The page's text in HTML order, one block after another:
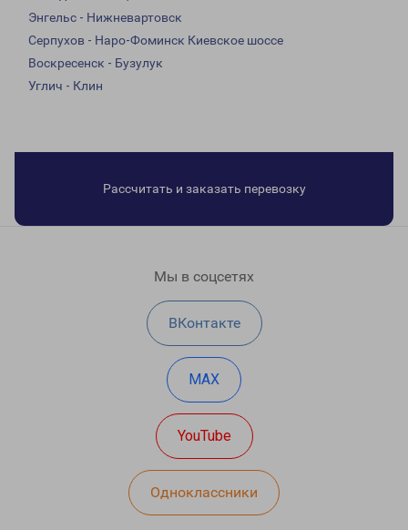
Энгельс - Нижневартовск
Серпухов - Наро-Фоминск Киевское шоссе
Воскресенск - Бузулук
Углич - Клин
Рассчитать и заказать перевозку
Мы в соцсетях
ВКонтакте
MAX
YouTube
Одноклассники